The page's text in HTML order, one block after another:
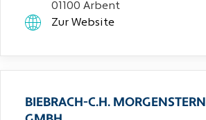
01100 Arbent
Zur Website
BIEBRACH-C.H. MORGENSTERN